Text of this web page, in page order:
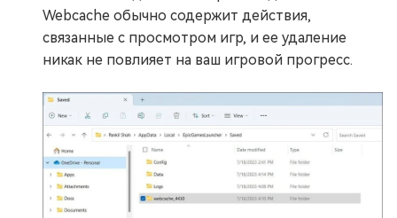
Webcache обычно содержит действия,
связанные с просмотром игр, и ее удаление
никак не повлияет на ваш игровой прогресс.